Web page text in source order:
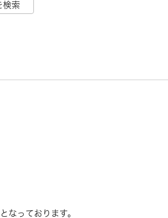
検索
なっております。